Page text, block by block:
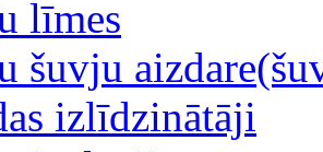
līmes
šuvju
izlīdzinātāji